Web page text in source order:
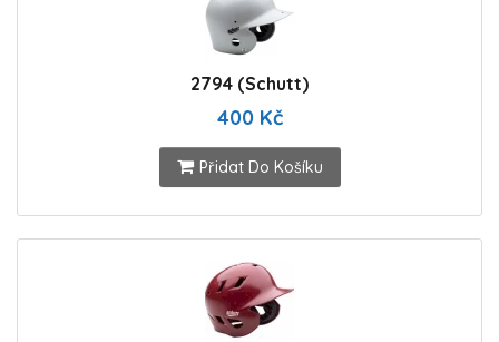
2794 (Schutt)
400 Kč
Přidat Do Košíku